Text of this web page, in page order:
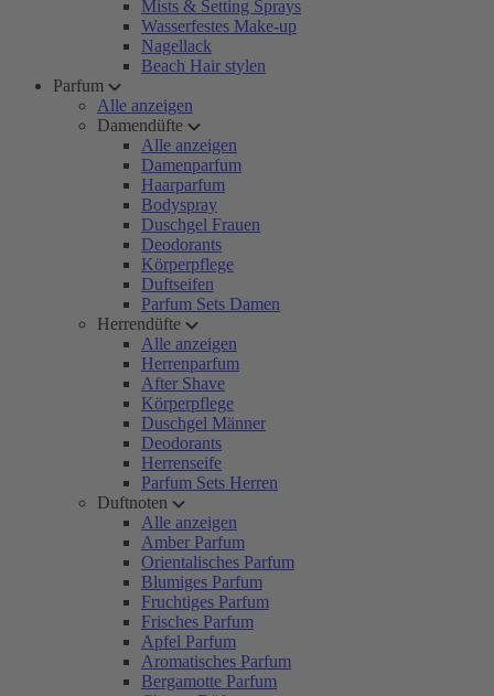
Mists & Setting Sprays
Wasserfestes Make-up
Nagellack
Beach Hair stylen
Parfum
Alle anzeigen
Damendüfte
Alle anzeigen
Damenparfum
Haarparfum
Bodyspray
Duschgel Frauen
Deodorants
Körperpflege
Duftseifen
Parfum Sets Damen
Herrendüfte
Alle anzeigen
Herrenparfum
After Shave
Körperpflege
Duschgel Männer
Deodorants
Herrenseife
Parfum Sets Herren
Duftnoten
Alle anzeigen
Amber Parfum
Orientalisches Parfum
Blumiges Parfum
Fruchtiges Parfum
Frisches Parfum
Apfel Parfum
Aromatisches Parfum
Bergamotte Parfum